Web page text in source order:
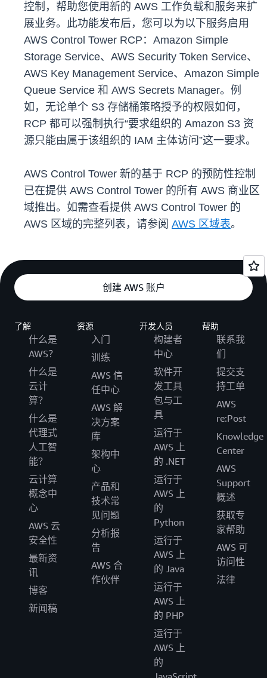
控制，帮助您使用新的 AWS 工作负载和服务来扩
展业务。此功能发布后，您可以为以下服务启用
AWS Control Tower RCP：Amazon Simple
Storage Service、AWS Security Token Service、
AWS Key Management Service、Amazon Simple
Queue Service 和 AWS Secrets Manager。例
如，无论单个 S3 存储桶策略授予的权限如何，
RCP 都可以强制执行“要求组织的 Amazon S3 资
源只能由属于该组织的 IAM 主体访问”这一要求。
AWS Control Tower 新的基于 RCP 的预防性控制
已在提供 AWS Control Tower 的所有 AWS 商业区
域推出。如需查看提供 AWS Control Tower 的
AWS 区域的完整列表，请参阅 AWS 区域表。
创建 AWS 账户
了解
什么是
AWS？
什么是
云计
算？
什么是
代理式
人工智
能？
云计算
概念中
心
AWS 云
安全性
最新资
讯
博客
新闻稿
资源
入门
训练
AWS 信
任中心
AWS 解
决方案
库
架构中
心
产品和
技术常
见问题
分析报
告
AWS 合
作伙伴
开发人员
构建者
中心
软件开
发工具
包与工
具
运行于
AWS 上
的 .NET
运行于
AWS 上
的
Python
运行于
AWS 上
的 Java
运行于
AWS 上
的 PHP
运行于
AWS 上
的
帮助
联系我
们
提交支
持工单
AWS
re:Post
Knowledge
Center
AWS
Support
概述
获取专
家帮助
AWS 可
访问性
法律